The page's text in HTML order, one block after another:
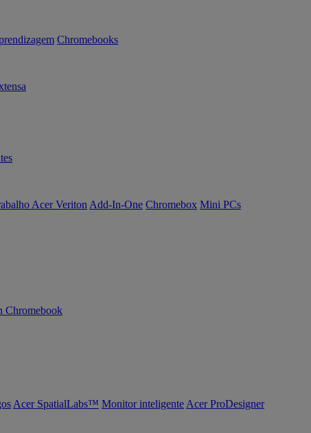
Chromebooks
Acer Veriton Add-In-One Chromebox Mini PCs
Chromebook
Acer SpatialLabs™ Monitor inteligente Acer ProDesigner